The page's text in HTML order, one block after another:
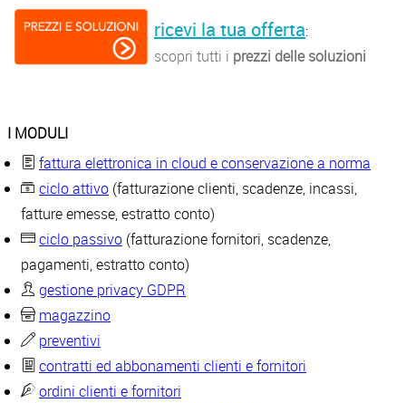
ricevi la tua offerta:
scopri tutti i prezzi delle soluzioni
I MODULI
fattura elettronica in cloud e conservazione a norma
ciclo attivo (fatturazione clienti, scadenze, incassi,
fatture emesse, estratto conto)
ciclo passivo (fatturazione fornitori, scadenze,
pagamenti, estratto conto)
gestione privacy GDPR
magazzino
preventivi
contratti ed abbonamenti clienti e fornitori
ordini clienti e fornitori